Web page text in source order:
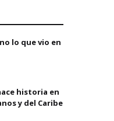
lo que vio en
historia en
y del Caribe